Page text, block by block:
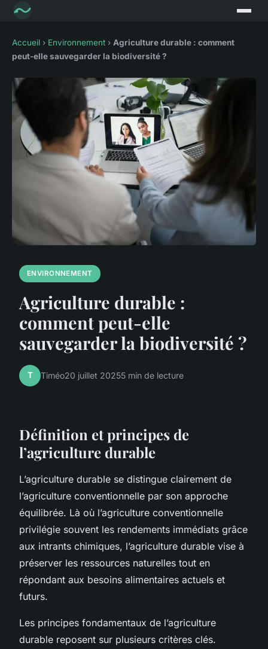
Accueil › Environnement › Agriculture durable : comment
peut-elle sauvegarder la biodiversité ?
ENVIRONNEMENT
Agriculture durable :
comment peut-elle
sauvegarder la biodiversité ?
T Timéo20 juillet 20255 min de lecture
Définition et principes de
l’agriculture durable
L’agriculture durable se distingue clairement de
l’agriculture conventionnelle par son approche
équilibrée. Là où l’agriculture conventionnelle
privilégie souvent les rendements immédiats grâce
aux intrants chimiques, l’agriculture durable vise à
préserver les ressources naturelles tout en
répondant aux besoins alimentaires actuels et
futurs.
Les principes fondamentaux de l’agriculture
durable reposent sur plusieurs critères clés.